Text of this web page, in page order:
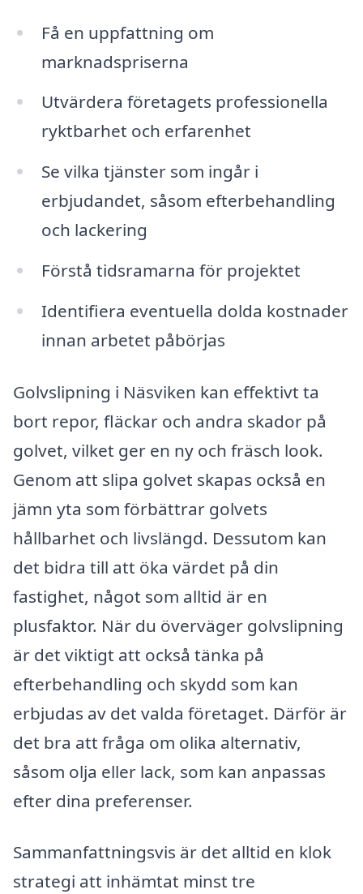
Få en uppfattning om
marknadspriserna
Utvärdera företagets professionella
ryktbarhet och erfarenhet
Se vilka tjänster som ingår i
erbjudandet, såsom efterbehandling
och lackering
Förstå tidsramarna för projektet
Identifiera eventuella dolda kostnader
innan arbetet påbörjas
Golvslipning i Näsviken kan effektivt ta
bort repor, fläckar och andra skador på
golvet, vilket ger en ny och fräsch look.
Genom att slipa golvet skapas också en
jämn yta som förbättrar golvets
hållbarhet och livslängd. Dessutom kan
det bidra till att öka värdet på din
fastighet, något som alltid är en
plusfaktor. När du överväger golvslipning
är det viktigt att också tänka på
efterbehandling och skydd som kan
erbjudas av det valda företaget. Därför är
det bra att fråga om olika alternativ,
såsom olja eller lack, som kan anpassas
efter dina preferenser.
Sammanfattningsvis är det alltid en klok
strategi att inhämtat minst tre